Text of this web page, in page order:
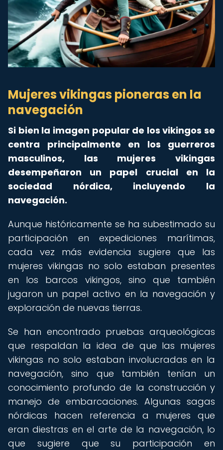
Mujeres vikingas pioneras en la
navegación
Si bien la imagen popular de los vikingos se
centra principalmente en los guerreros
masculinos, las mujeres vikingas
desempeñaron un papel crucial en la
sociedad nórdica, incluyendo la
navegación.
Aunque históricamente se ha subestimado su
participación en expediciones marítimas,
cada vez más evidencia sugiere que las
mujeres vikingas no solo estaban presentes
en los barcos vikingos, sino que también
jugaron un papel activo en la navegación y
exploración de nuevas tierras.
Se han encontrado pruebas arqueológicas
que respaldan la idea de que las mujeres
vikingas no solo estaban involucradas en la
navegación, sino que también tenían un
conocimiento profundo de la construcción y
manejo de embarcaciones. Algunas sagas
nórdicas hacen referencia a mujeres que
eran diestras en el arte de la navegación, lo
que sugiere que su participación en